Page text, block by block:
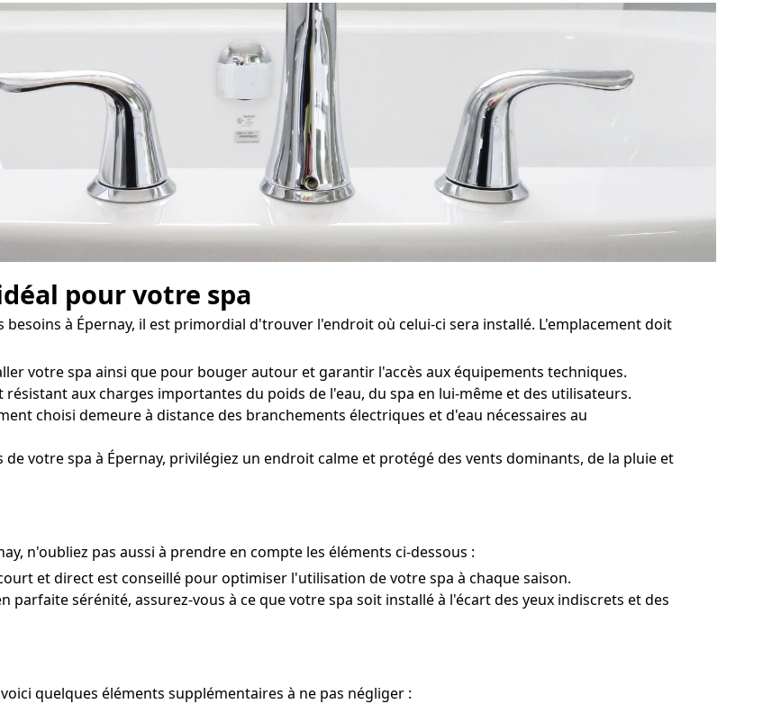
pour votre spa
à Épernay, il est primordial d'trouver l'endroit où celui-ci sera installé. L'emplacement doit
votre spa ainsi que pour bouger autour et garantir l'accès aux équipements techniques.
aux charges importantes du poids de l'eau, du spa en lui-même et des utilisateurs.
choisi demeure à distance des branchements électriques et d'eau nécessaires au
votre spa à Épernay, privilégiez un endroit calme et protégé des vents dominants, de la pluie et
n'oubliez pas aussi à prendre en compte les éléments ci-dessous :
et direct est conseillé pour optimiser l'utilisation de votre spa à chaque saison.
parfaite sérénité, assurez-vous à ce que votre spa soit installé à l'écart des yeux indiscrets et des
quelques éléments supplémentaires à ne pas négliger :